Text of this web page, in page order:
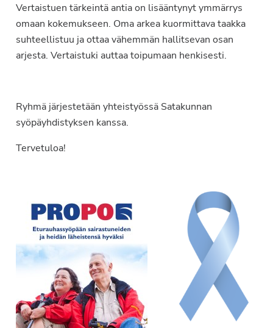
Vertaistuen tärkeintä antia on lisääntynyt ymmärrys
omaan kokemukseen. Oma arkea kuormittava taakka
suhteellistuu ja ottaa vähemmän hallitsevan osan
arjesta. Vertaistuki auttaa toipumaan henkisesti.
Ryhmä järjestetään yhteistyössä Satakunnan
syöpäyhdistyksen kanssa.
Tervetuloa!